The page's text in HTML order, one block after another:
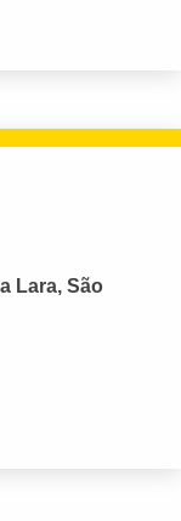
Lara, São